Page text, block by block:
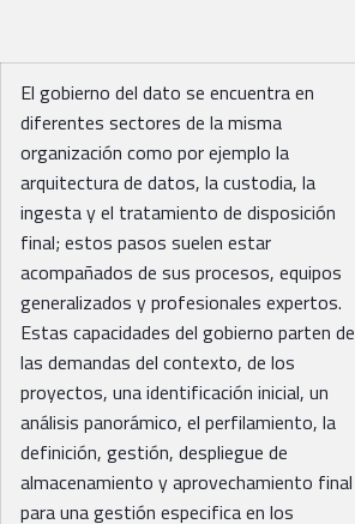
El gobierno del dato se encuentra en
diferentes sectores de la misma
organización como por ejemplo la
arquitectura de datos, la custodia, la
ingesta y el tratamiento de disposición
final; estos pasos suelen estar
acompañados de sus procesos, equipos
generalizados y profesionales expertos.
Estas capacidades del gobierno parten de
las demandas del contexto, de los
proyectos, una identificación inicial, un
análisis panorámico, el perfilamiento, la
definición, gestión, despliegue de
almacenamiento y aprovechamiento final
para una gestión especifica en los